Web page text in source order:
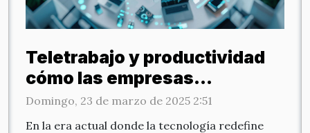
Teletrabajo y productividad
cómo las empresas
tecnológicas optimizan sus
equipos remotos
Domingo, 23 de marzo de 2025 2:51
En la era actual donde la tecnología redefine